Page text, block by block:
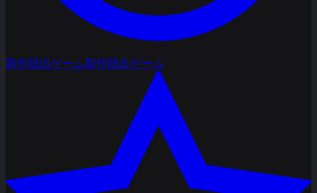
新作脱出ゲーム新作脱出ゲーム